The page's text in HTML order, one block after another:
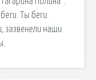
Ты беги.
зазвенели наши